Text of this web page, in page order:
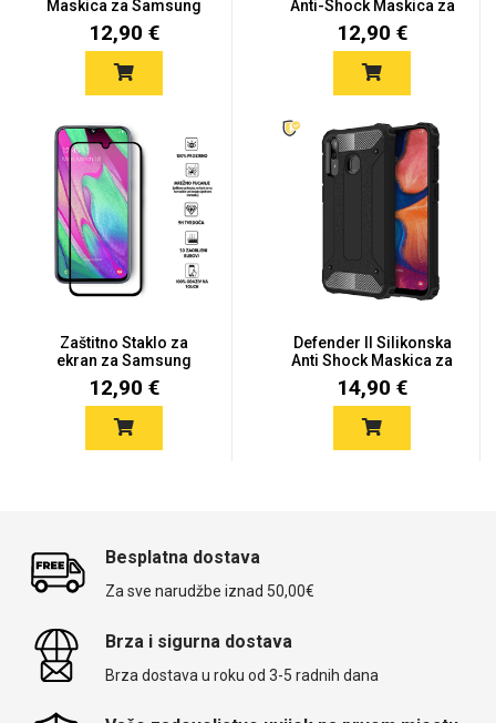
Maskica za Samsung
Galax...
12,90 €
Anti-Shock Maskica za
Sams...
12,90 €
Zaštitno Staklo za
ekran za Samsung
Galaxy A40...
12,90 €
Defender II Silikonska
Anti Shock Maskica za
S...
14,90 €
Besplatna dostava
Za sve narudžbe iznad 50,00€
Brza i sigurna dostava
Brza dostava u roku od 3-5 radnih dana